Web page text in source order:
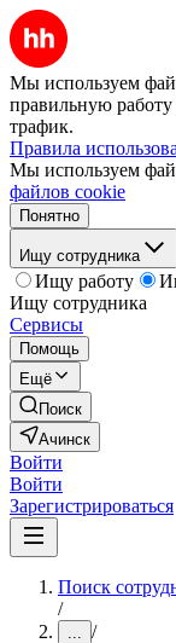
Мы используем
правильную работу
трафик.
Правила
Мы используем
файлов cookie
Понятно
Ищу сотрудника
Ищу работу
Ищу сотрудника
Сервисы
Помощь
Ещё
Поиск
Ачинск
Войти
Войти
Зарегистрироваться
Поиск
/
... /